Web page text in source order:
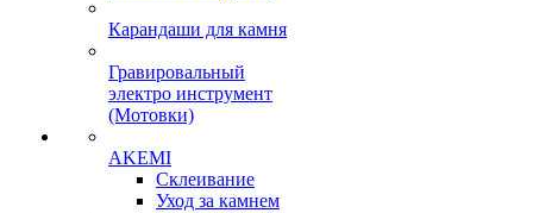
Карандаши для камня
Гравировальный
электро инструмент
(Мотовки)
AKEMI
Склеивание
Уход за камнем